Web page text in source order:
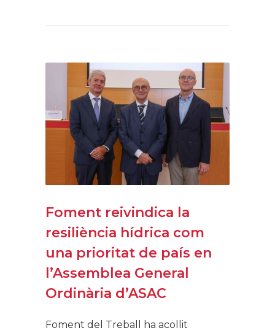
Foment reivindica la
resiliència hídrica com
una prioritat de país en
l’Assemblea General
Ordinària d’ASAC
Foment del Treball ha acollit